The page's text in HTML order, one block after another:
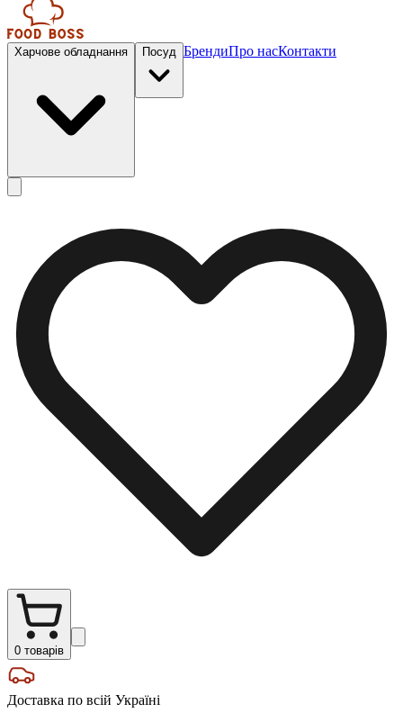
Харчове обладнання Посуд БрендиПро насКонтакти
0 товарів
Доставка по всій Україні